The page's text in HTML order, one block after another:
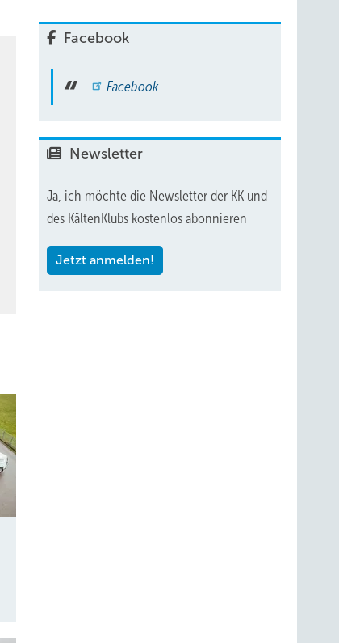
Facebook
Facebook
Newsletter
Ja, ich möchte die Newsletter der KK und
des KältenKlubs kostenlos abonnieren
Jetzt anmelden!